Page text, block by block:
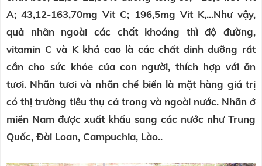
A; 43,12-163,70mg Vit C; 196,5mg Vit K,...Như vậy,
quả nhãn ngoài các chất khoáng thì độ đường,
vitamin C và K khá cao là các chất dinh dưỡng rất
cần cho sức khỏe của con người, thích hợp với ăn
tươi. Nhãn tươi và nhãn chế biến là mặt hàng giá trị
có thị trường tiêu thụ cả trong và ngoài nước. Nhãn ở
miền Nam được xuất khẩu sang các nước như Trung
Quốc, Đài Loan, Campuchia, Lào..